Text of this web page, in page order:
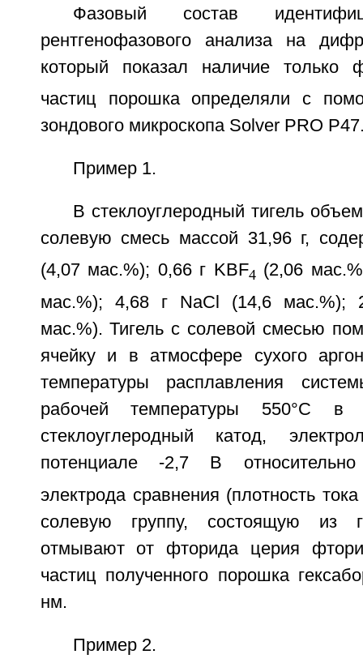
Фазовый состав
рентгенофазового анализа на
который показал наличие только
частиц порошка определяли с
зондового микроскопа Solver PRO
Пример 1.
В стеклоуглеродный тигель
солевую смесь массой 31,96 г,
(4,07 мас.%); 0,66 г KBF4 (2,06
мас.%); 4,68 г NaCl (14,6 мас.%);
мас.%). Тигель с солевой смесью
ячейку и в атмосфере сухого
температуры расплавления
рабочей температуры 550°С в
стеклоуглеродный катод,
потенциале -2,7 В относительно
электрода сравнения (плотность
солевую группу, состоящую из
отмывают от фторида церия
частиц полученного порошка
нм.
Пример 2.